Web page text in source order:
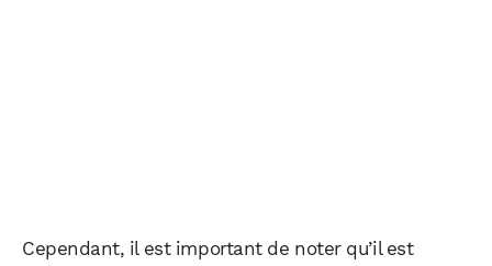
Cependant, il est important de noter qu’il est